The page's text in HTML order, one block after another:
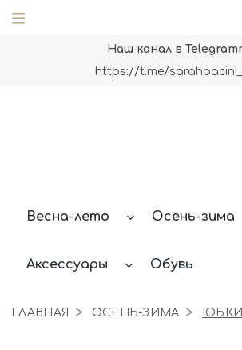
Наш канал в
https://t.me/
Весна-лето Осень-зима
Аксессуары Обувь
ГЛАВНАЯ ОСЕНЬ-ЗИМА ЮБКИ